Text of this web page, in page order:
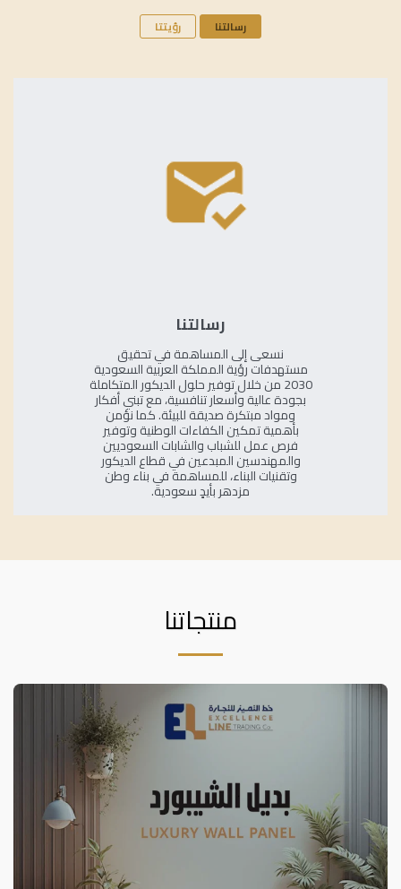
رسالتنا رؤيتتا
رسالتنا
نسعى إلى المساهمة في تحقيق
مستهدفات رؤية المملكة العربية السعودية
2030 من خلال توفير حلول الديكور المتكاملة
بجودة عالية وأسعار تنافسية، مع تبني أفكار
ومواد مبتكرة صديقة للبيئة. كما نؤمن
بأهمية تمكين الكفاءات الوطنية وتوفير
فرص عمل للشباب والشابات السعوديين
والمهندسين المبدعين في قطاع الديكور
وتقنيات البناء، للمساهمة في بناء وطن
مزدهر بأيدٍ سعودية.
منتجاتنا